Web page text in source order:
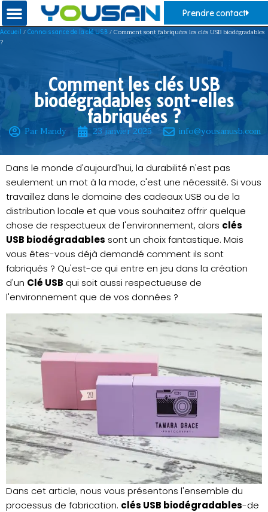
Prendre contact
Accueil / Connaissance de la clé USB / Comment sont fabriquées les clés USB biodégradables
?
Comment les clés USB
biodégradables sont-elles
fabriquées ?
Par Mandy 23 janvier 2025 info@yousanusb.com
Dans le monde d'aujourd'hui, la durabilité n'est pas
seulement un mot à la mode, c'est une nécessité. Si vous
travaillez dans le domaine des cadeaux USB ou de la
distribution locale et que vous souhaitez offrir quelque
chose de respectueux de l'environnement, alors clés
USB biodégradables sont un choix fantastique. Mais
vous êtes-vous déjà demandé comment ils sont
fabriqués ? Qu'est-ce qui entre en jeu dans la création
d'un Clé USB qui soit aussi respectueuse de
l'environnement que de vos données ?
Dans cet article, nous vous présentons l'ensemble du
processus de fabrication. clés USB biodégradables-de